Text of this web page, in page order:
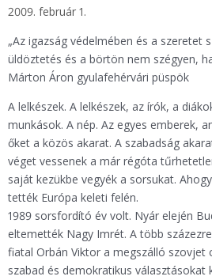
2009. február 1.
„Az igazság védelmében és a szeretet
üldöztetés és a börtön nem szégyen,
Márton Áron gyulafehérvári püspök
A lelkészek. A lelkészek, az írók, a
munkások. A nép. Az egyes emberek,
őket a közös akarat. A szabadság
véget vessenek a már régóta
saját kezükbe vegyék a sorsukat.
tették Európa keleti felén.
1989 sorsfordító év volt. Nyár elején
eltemették Nagy Imrét. A több
fiatal Orbán Viktor a megszálló szovjet
szabad és demokratikus választásokat